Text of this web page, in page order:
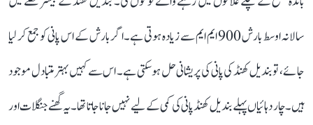
سالانہ اوسط بارش 900 ایم ایم سے زیادہ ہوتی ہے۔ اگر بارش کے اس پانی کو جمع کر لیا
جائے، تو بندیل کھنڈ کی پانی کی پریشانی حل ہو سکتی ہے۔ اس سے کہیں بہتر متبادل موجود
ہیں۔ چار دہائیاں پہلے بندیل کھنڈ پانی کی کمی کے لیے نہیں جانا جاتا تھا۔ یہ گھنے جنگلات اور